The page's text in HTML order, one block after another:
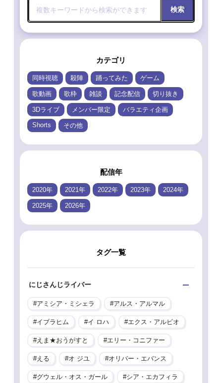
検索
カテゴリ
同時視聴 殺陣 踊ってみた ゲーム
歌動画 歌枠 雑談 記念配信 切り抜き
3Dライブ メンバー限定 バラエティ企画
Shorts その他
配信年
2020年 2021年 2022年 2023年 2024年
2025年 2026年
タグ一覧
にじさんじライバー
アミシア・ミシェラ アルス・アルマル
イブラヒム イ ロハ エクス・アルビオ
えま★おうがすと エリー・コニファー
える オ ジユ オリバー・エバンス
グウェル・オス・ガール シア・エカフィラ